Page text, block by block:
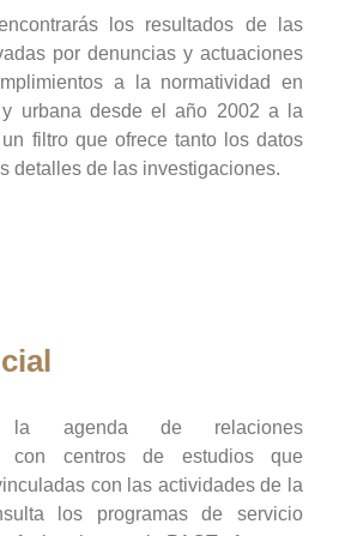
los resultados de las
por denuncias y actuaciones
a la normatividad en
y urbana desde el año 2002 a la
filtro que ofrece tanto los datos
detalles de las investigaciones.
la agenda de relaciones
con centros de estudios que
con las actividades de la
los programas de servicio